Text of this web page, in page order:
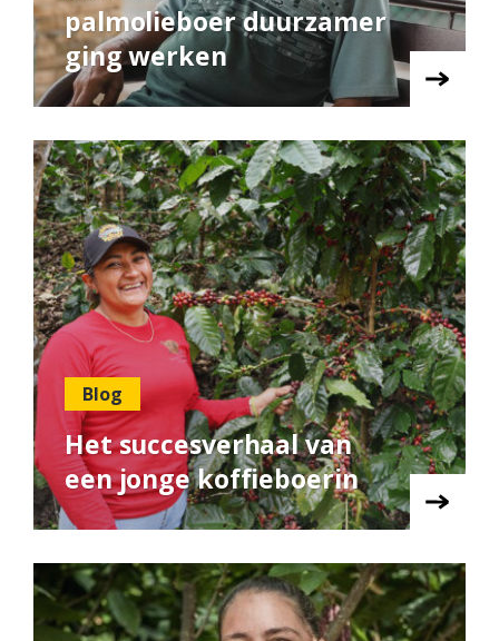
palmolieboer duurzamer
ging werken
Blog
Het succesverhaal van
een jonge koffieboerin